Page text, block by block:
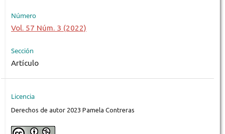
Número
Vol. 57 Núm. 3 (2022)
Sección
Artículo
Licencia
Derechos de autor 2023 Pamela Contreras